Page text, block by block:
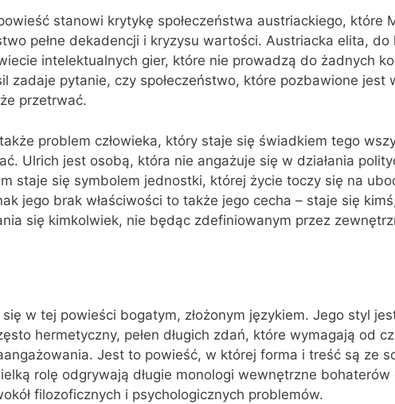
stanowi krytykę społeczeństwa austriackiego, które
pełne dekadencji i kryzysu wartości. Austriacka elita, do
intelektualnych gier, które nie prowadzą do żadnych
zadaje pytanie, czy społeczeństwo, które pozbawione jest
przetrwać.
problem człowieka, który staje się świadkiem tego
Ulrich jest osobą, która nie angażuje się w działania
staje się symbolem jednostki, której życie toczy się na
jego brak właściwości to także jego cecha – staje się
się kimkolwiek, nie będąc zdefiniowanym przez
się w tej powieści bogatym, złożonym językiem. Jego styl
hermetyczny, pełen długich zdań, które wymagają od
Jest to powieść, w której forma i treść są ze
rolę odgrywają długie monologi wewnętrzne bohaterów
filozoficznych i psychologicznych problemów.